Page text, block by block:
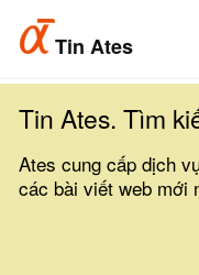
Tin Ates
Tin Ates. Tìm
Ates cung cấp dịch
các bài viết web mới